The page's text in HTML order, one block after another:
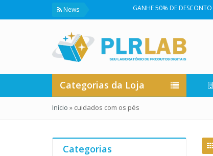
News GANHE 50% DE DESCONTO NA
Categorias da Loja
Início » cuidados com os pés
Categorias